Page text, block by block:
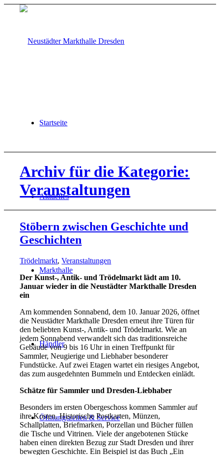
Startseite
Aktuelles
Markthalle
Händler
Öffnungszeiten & Service
Archiv für die Kategorie:
Veranstaltungen
Stöbern zwischen Geschichte und
Geschichten
Trödelmarkt,Veranstaltungen
Der Kunst-, Antik- und Trödelmarkt lädt am 10.
Januar wieder in die Neustädter Markthalle Dresden
ein
Am kommenden Sonnabend, dem 10. Januar 2026, öffnet
die Neustädter Markthalle Dresden erneut ihre Türen für
den beliebten Kunst-, Antik- und Trödelmarkt. Wie an
jedem Sonnabend verwandelt sich das traditionsreiche
Gebäude von 9 bis 16 Uhr in einen Treffpunkt für
Sammler, Neugierige und Liebhaber besonderer
Fundstücke. Auf zwei Etagen wartet ein riesiges Angebot,
das zum ausgedehnten Bummeln und Entdecken einlädt.
Schätze für Sammler und Dresden-Liebhaber
Besonders im ersten Obergeschoss kommen Sammler auf
ihre Kosten. Historische Postkarten, Münzen,
Schallplatten, Briefmarken, Porzellan und Bücher füllen
die Tische und Vitrinen. Viele der angebotenen Stücke
haben einen direkten Bezug zur Stadt Dresden und ihrer
bewegten Geschichte. Ein Beispiel ist das Buch „Ein